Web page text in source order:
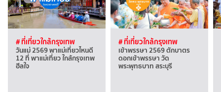
# ที่เที่ยวใกล้กรุงเทพ
วันแม่ 2569 พาแม่เที่ยวไหนดี
12 ที่ พาแม่เที่ยว ใกล้กรุงเทพ
ฮีลใจ
# ที่เที่ยวใกล้กรุงเทพ
เข้าพรรษา 2569 ตักบาตร
ดอกเข้าพรรษา วัด
พระพุทธบาท สระบุรี